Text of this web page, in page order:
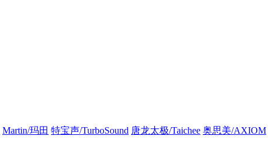
Martin/玛田 特宝声/TurboSound 唐龙太极/Taichee 奥思美/AXIOM